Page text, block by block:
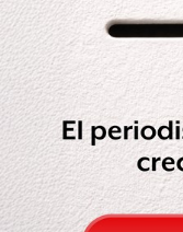
Los centros
Gobierno como
causas de la
En cuanto a la
adelantó que habrá
para final de año se
en 847 cuadrantes.